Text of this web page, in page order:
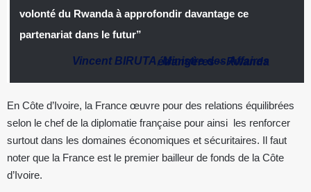
volonté du Rwanda à approfondir davantage ce
partenariat dans le futur”
Vincent BIRUTA,
Ministre des Affaires étrangères–Rwanda
En Côte d’Ivoire, la France œuvre pour des relations équilibrées
selon le chef de la diplomatie française pour ainsi les renforcer
surtout dans les domaines économiques et sécuritaires. Il faut
noter que la France est le premier bailleur de fonds de la Côte
d’Ivoire.